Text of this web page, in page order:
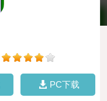
PC下载